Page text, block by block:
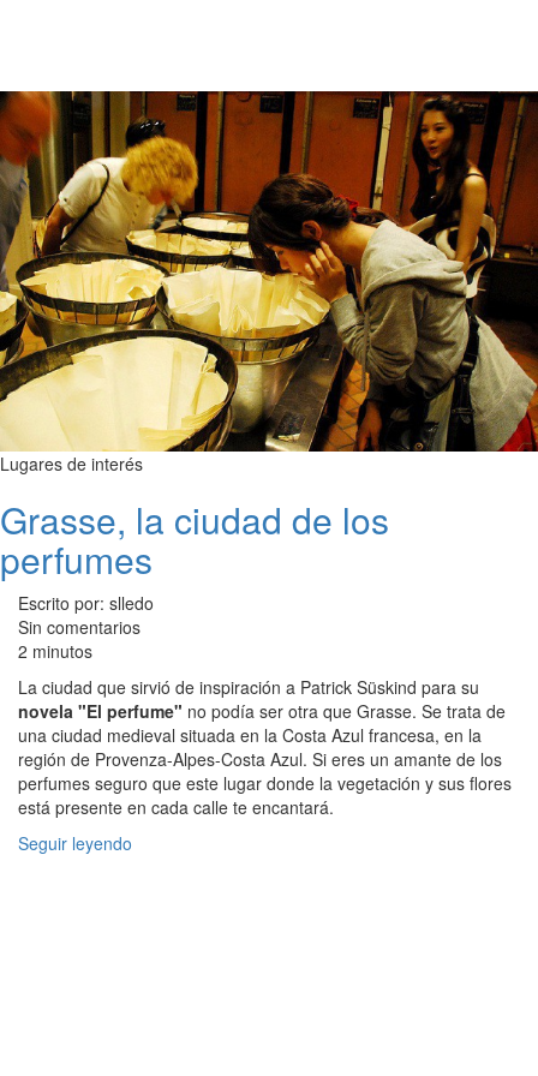
Lugares de interés
Grasse, la ciudad de los
perfumes
Escrito por: slledo
Sin comentarios
2 minutos
La ciudad que sirvió de inspiración a Patrick Süskind para su
novela "El perfume" no podía ser otra que Grasse. Se trata de
una ciudad medieval situada en la Costa Azul francesa, en la
región de Provenza-Alpes-Costa Azul. Si eres un amante de los
perfumes seguro que este lugar donde la vegetación y sus flores
está presente en cada calle te encantará.
Seguir leyendo